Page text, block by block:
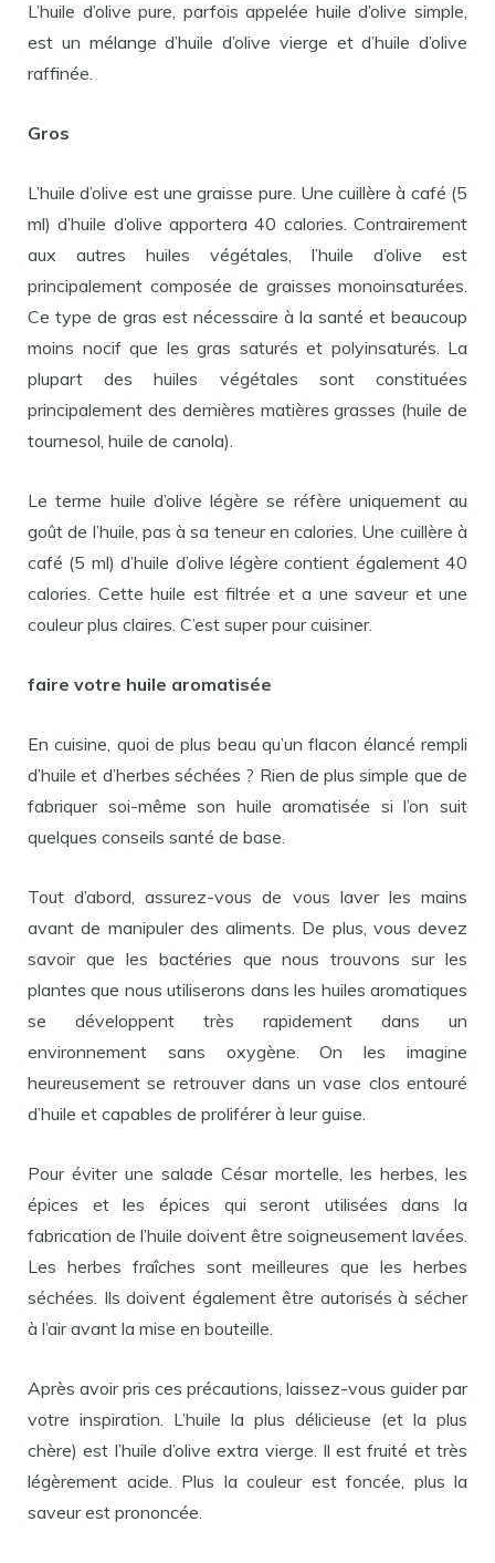
L’huile d’olive pure, parfois appelée huile d’olive simple,
est un mélange d’huile d’olive vierge et d’huile d’olive
raffinée.
Gros
L’huile d’olive est une graisse pure. Une cuillère à café (5
ml) d’huile d’olive apportera 40 calories. Contrairement
aux autres huiles végétales, l’huile d’olive est
principalement composée de graisses monoinsaturées.
Ce type de gras est nécessaire à la santé et beaucoup
moins nocif que les gras saturés et polyinsaturés. La
plupart des huiles végétales sont constituées
principalement des dernières matières grasses (huile de
tournesol, huile de canola).
Le terme huile d’olive légère se réfère uniquement au
goût de l’huile, pas à sa teneur en calories. Une cuillère à
café (5 ml) d’huile d’olive légère contient également 40
calories. Cette huile est filtrée et a une saveur et une
couleur plus claires. C’est super pour cuisiner.
faire votre huile aromatisée
En cuisine, quoi de plus beau qu’un flacon élancé rempli
d’huile et d’herbes séchées ? Rien de plus simple que de
fabriquer soi-même son huile aromatisée si l’on suit
quelques conseils santé de base.
Tout d’abord, assurez-vous de vous laver les mains
avant de manipuler des aliments. De plus, vous devez
savoir que les bactéries que nous trouvons sur les
plantes que nous utiliserons dans les huiles aromatiques
se développent très rapidement dans un
environnement sans oxygène. On les imagine
heureusement se retrouver dans un vase clos entouré
d’huile et capables de proliférer à leur guise.
Pour éviter une salade César mortelle, les herbes, les
épices et les épices qui seront utilisées dans la
fabrication de l’huile doivent être soigneusement lavées.
Les herbes fraîches sont meilleures que les herbes
séchées. Ils doivent également être autorisés à sécher
à l’air avant la mise en bouteille.
Après avoir pris ces précautions, laissez-vous guider par
votre inspiration. L’huile la plus délicieuse (et la plus
chère) est l’huile d’olive extra vierge. Il est fruité et très
légèrement acide. Plus la couleur est foncée, plus la
saveur est prononcée.